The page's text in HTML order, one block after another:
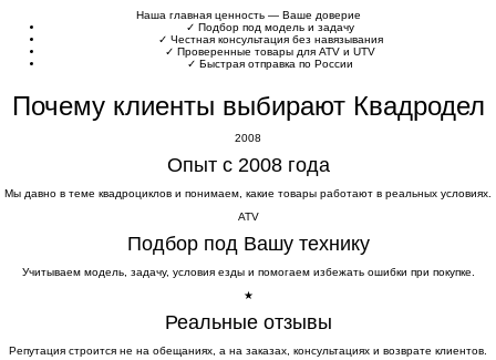
Наша главная ценность — Ваше доверие
✓ Подбор под модель и задачу
✓ Честная консультация без навязывания
✓ Проверенные товары для ATV и UTV
✓ Быстрая отправка по России
Почему клиенты выбирают Квадродел
2008
Опыт с 2008 года
Мы давно в теме квадроциклов и понимаем, какие товары работают в реальных условиях.
ATV
Подбор под Вашу технику
Учитываем модель, задачу, условия езды и помогаем избежать ошибки при покупке.
★
Реальные отзывы
Репутация строится не на обещаниях, а на заказах, консультациях и возврате клиентов.